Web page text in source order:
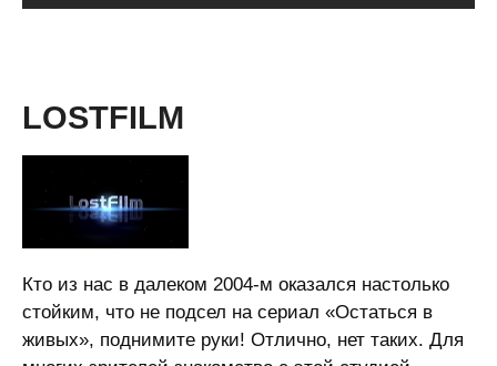
LOSTFILM
Кто из нас в далеком 2004-м оказался настолько
стойким, что не подсел на сериал «Остаться в
живых», поднимите руки! Отлично, нет таких. Для